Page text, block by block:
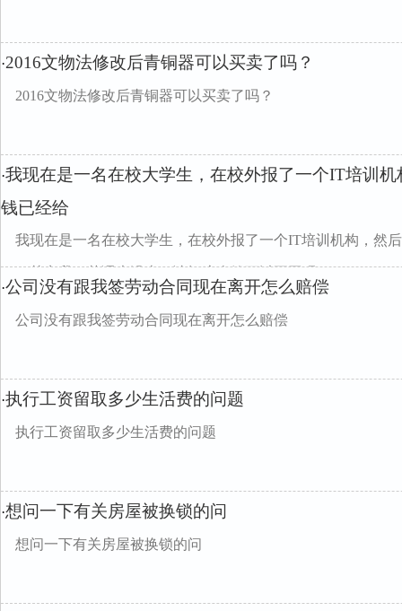
·2016文物法修改后青铜器可以买卖了吗？
2016文物法修改后青铜器可以买卖了吗？
·我现在是一名在校大学生，在校外报了一个IT培训
钱已经给
我现在是一名在校大学生，在校外报了一个IT培训机构，然
了，其实我一节课也没上，请问这个钱可以要回吗
·公司没有跟我签劳动合同现在离开怎么赔偿
公司没有跟我签劳动合同现在离开怎么赔偿
·执行工资留取多少生活费的问题
执行工资留取多少生活费的问题
·想问一下有关房屋被换锁的问
想问一下有关房屋被换锁的问